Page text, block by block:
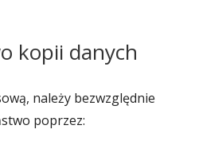
kopii danych
należy bezwzględnie
poprzez: